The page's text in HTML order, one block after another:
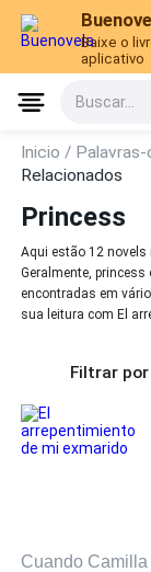
Baixe o
aplicativo
Buscar...
Inicio /
Relacionados
Princess
Aqui estão 12 novels
Geralmente,
encontradas em
sua leitura com El
Filtrar por
Cuando